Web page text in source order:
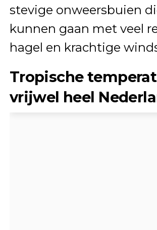
stevige onweersbuien
kunnen gaan met veel
hagel en krachtige
Tropische
vrijwel heel